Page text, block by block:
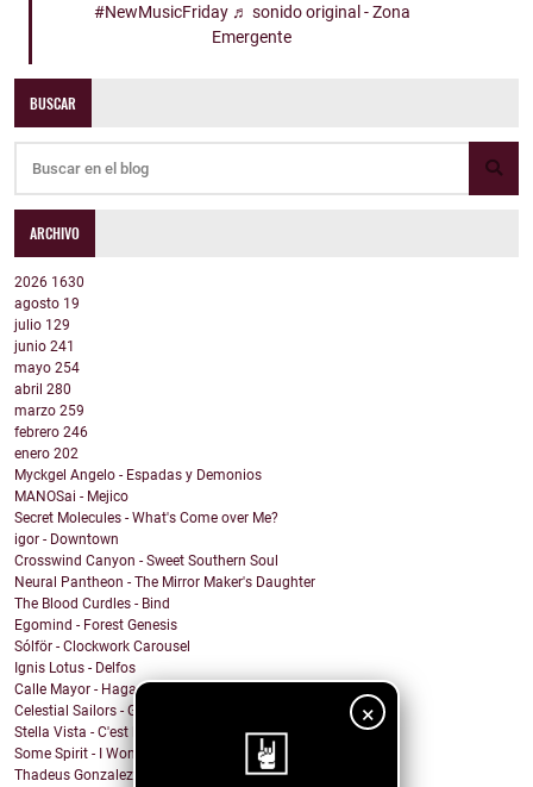
×
#NewMusicFriday ♬ sonido original - Zona
Emergente
BUSCAR
ARCHIVO
2026 1630
agosto 19
julio 129
junio 241
mayo 254
abril 280
marzo 259
febrero 246
enero 202
Myckgel Angelo - Espadas y Demonios
MANOSai - Mejico
Secret Molecules - What's Come over Me?
igor - Downtown
Crosswind Canyon - Sweet Southern Soul
Neural Pantheon - The Mirror Maker's Daughter
The Blood Curdles - Bind
Egomind - Forest Genesis
Sólför - Clockwork Carousel
Ignis Lotus - Delfos
Calle Mayor - Hagamos fuego
Celestial Sailors - Get Back To Dreaming
Stella Vista - C'est la Vie
Some Spirit - I Won't Let You Down
Thadeus Gonzalez - Every Heart Beats